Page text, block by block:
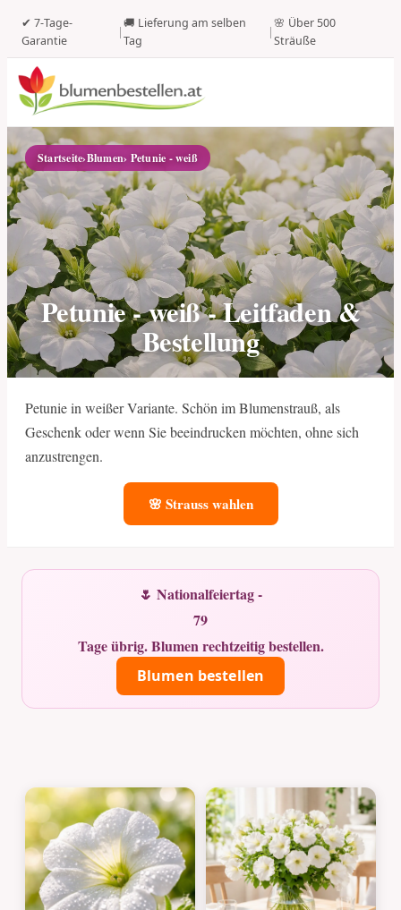
✔ 7-Tage-
Garantie
|
🚚 Lieferung am selben
Tag
|
🌸 Über 500
Sträuße
Startseite›Blumen› Petunie - weiß
Petunie - weiß - Leitfaden &
Bestellung
Petunie in weißer Variante. Schön im Blumenstrauß, als
Geschenk oder wenn Sie beeindrucken möchten, ohne sich
anzustrengen.
🌸 Strauss wahlen
🌷 Nationalfeiertag -
79
Tage übrig. Blumen rechtzeitig bestellen.
Blumen bestellen